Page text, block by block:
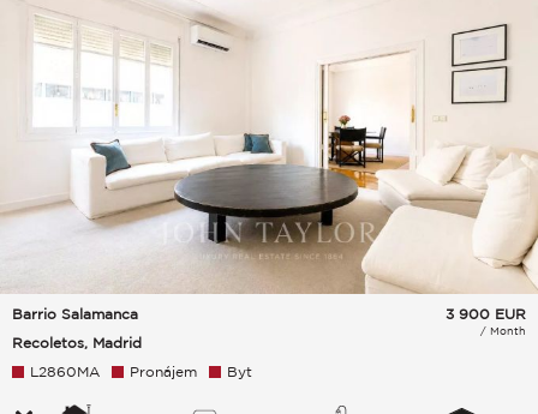
Barrio Salamanca
Recoletos, Madrid
3 900 EUR
/ Month
L2860MA Pronájem Byt